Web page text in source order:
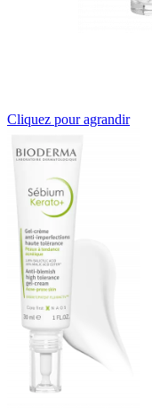
Cliquez pour agrandir